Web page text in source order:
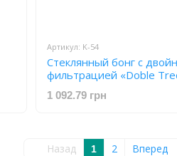
Артикул: K-54
Стеклянный бонг с
фильтрацией «Doble
см) K-54
1 092.79 грн
Назад 1 2 Вперед